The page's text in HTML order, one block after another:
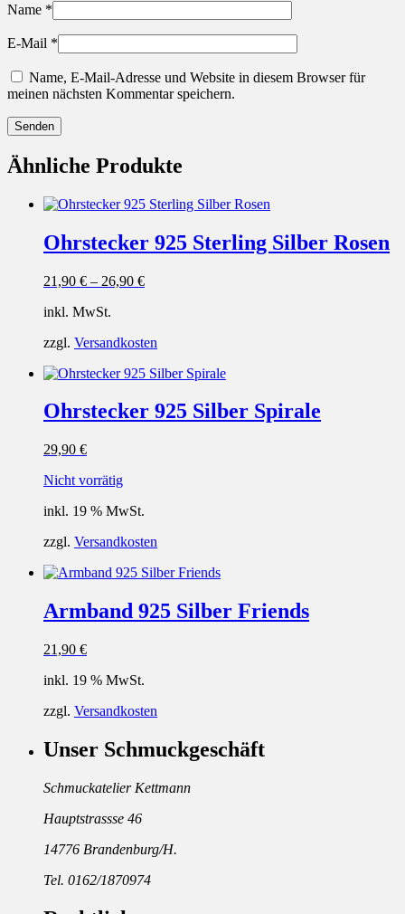
Name *
E-Mail *
Name, E-Mail-Adresse und Website in diesem Browser für
meinen nächsten Kommentar speichern.
Ähnliche Produkte
Ohrstecker 925 Sterling Silber Rosen
21,90 € – 26,90 €
inkl. MwSt.
zzgl. Versandkosten
Ohrstecker 925 Silber Spirale
29,90 €
Nicht vorrätig
inkl. 19 % MwSt.
zzgl. Versandkosten
Armband 925 Silber Friends
21,90 €
inkl. 19 % MwSt.
zzgl. Versandkosten
Unser Schmuckgeschäft
Schmuckatelier Kettmann
Hauptstrassse 46
14776 Brandenburg/H.
Tel. 0162/1870974